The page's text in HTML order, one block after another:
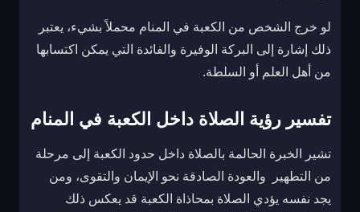
لو خرج الشخص من الكعبة في المنام محملاً بشيء، يعتبر
ذلك إشارة إلى البركة الوفيرة والفائدة التي يمكن اكتسابها
من أهل العلم أو السلطة.
تفسير رؤية الصلاة داخل الكعبة في المنام
تشير الخبرة الحالمة بالصلاة داخل حدود الكعبة إلى مرحلة
من التطهير والعودة الصادقة نحو الإيمان والتقوى، ومن
يجد نفسه يؤدي الصلاة بمحاذاة الكعبة قد يعكس ذلك